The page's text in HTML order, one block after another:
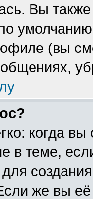
Вы
(вы
когда
в теме,
же вы её